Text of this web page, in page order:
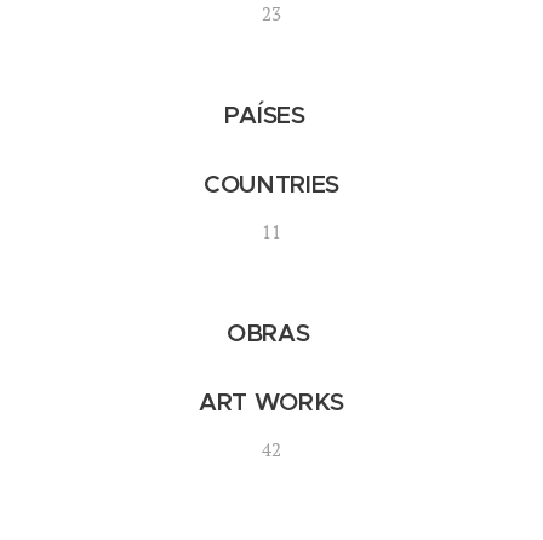
23
PAÍSES
COUNTRIES
11
OBRAS
ART WORKS
42